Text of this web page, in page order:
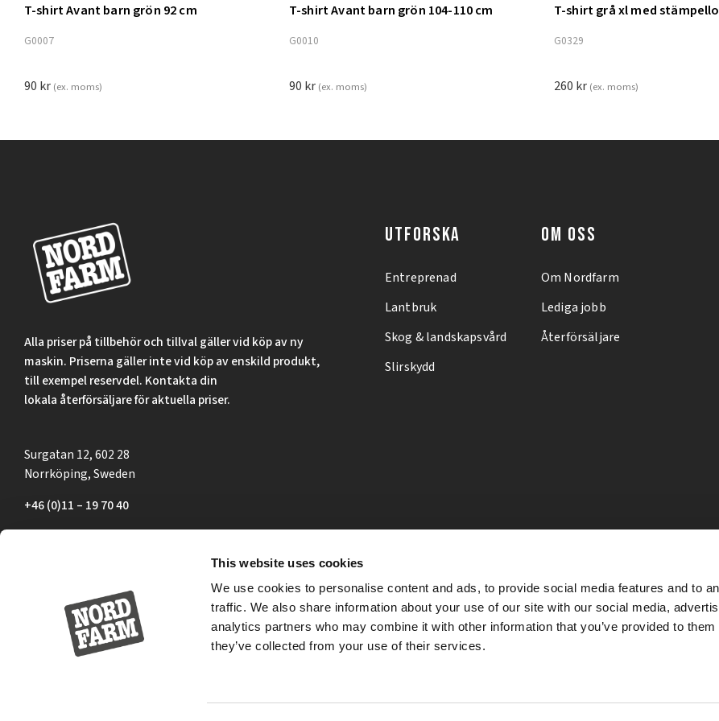
This website uses cookies
We use cookies to personalise content and ads, to provide social media features and to
traffic. We also share information about your use of our site with our social media,
analytics partners who may combine it with other information that you’ve provided to them
they’ve collected from your use of their services.
Lägg till i varukorg
T-shirt Avant barn grön 92 cm
G0007
90 kr (ex. moms)
Lägg till i varukorg
T-shirt Avant barn grön 104-110 cm
G0010
90 kr (ex. moms)
T-shirt grå xl med
G0329
260 kr (ex. moms)
Alla priser på tillbehör och tillval gäller vid köp av ny
maskin. Priserna gäller inte vid köp av enskild produkt,
till exempel reservdel. Kontakta din
lokala återförsäljare för aktuella priser.
Surgatan 12, 602 28
Norrköping, Sweden
+46 (0)11 – 19 70 40
UTFORSKA
Entreprenad
Lantbruk
Skog & landskapsvård
Slirskydd
OM OSS
Om Nordfarm
Lediga jobb
Återförsäljare